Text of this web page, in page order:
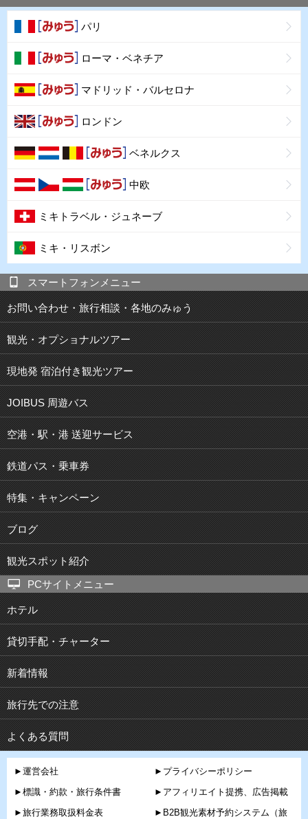
パリ
ローマ・ベネチア
マドリッド・バルセロナ
ロンドン
ベネルクス
中欧
ミキトラベル・ジュネーブ
ミキ・リスボン
スマートフォンメニュー
お問い合わせ・旅行相談・各地のみゅう
観光・オプショナルツアー
現地発 宿泊付き観光ツアー
JOIBUS 周遊バス
空港・駅・港 送迎サービス
鉄道パス・乗車券
特集・キャンペーン
ブログ
観光スポット紹介
PCサイトメニュー
ホテル
貸切手配・チャーター
新着情報
旅行先での注意
よくある質問
►運営会社
►標識・約款・旅行条件書
►旅行業務取扱料金表
►プライバシーポリシー
►アフィリエイト提携、広告掲載
►B2B観光素材予約システム（旅